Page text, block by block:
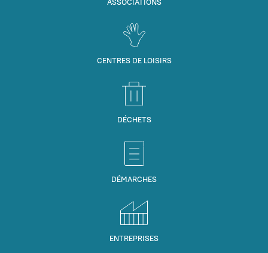
CENTRES DE LOISIRS
DÉCHETS
DÉMARCHES
ENTREPRISES